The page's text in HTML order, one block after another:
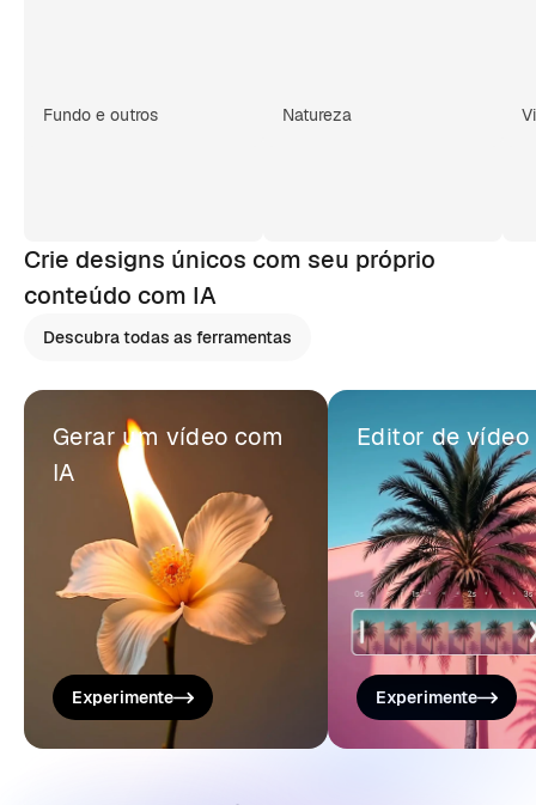
Fundo e outros Natureza
Crie designs únicos com seu próprio
conteúdo com IA
Descubra todas as ferramentas
Gerar um vídeo com
IA
Experimente
Editor de vídeo
Experimente